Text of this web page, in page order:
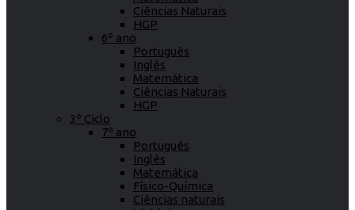
Ciências Naturais
HGP
6º ano
Português
Inglês
Matemática
Ciências Naturais
HGP
3º Ciclo
7º ano
Português
Inglês
Matemática
Físico-Química
Ciências naturais